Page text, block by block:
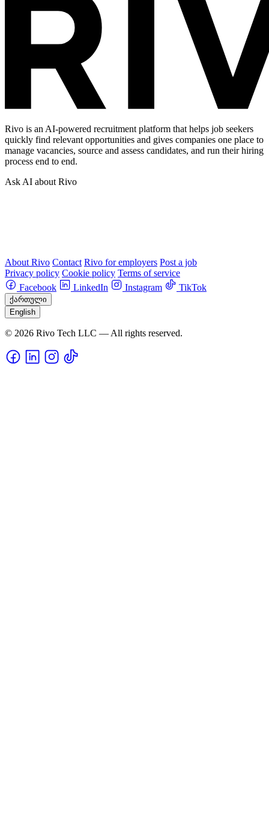
Rivo is an AI-powered recruitment platform that helps job seekers
quickly find relevant opportunities and gives companies one place to
manage vacancies, source and assess candidates, and run their hiring
process end to end.
Ask AI about Rivo
About Rivo Contact Rivo for employers Post a job
Privacy policy Cookie policy Terms of service
Facebook
LinkedIn Instagram TikTok
ქართული
English
© 2026 Rivo Tech LLC — All rights reserved.